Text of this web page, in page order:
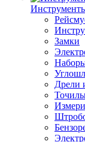
Замки
Дрели